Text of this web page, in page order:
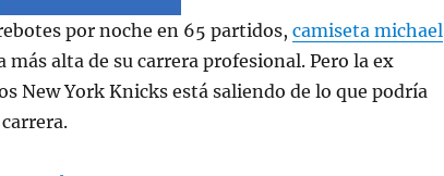
por noche en 65 partidos,camiseta michael
más alta de su carrera profesional. Pero la ex
New York Knicks está saliendo de lo que podría